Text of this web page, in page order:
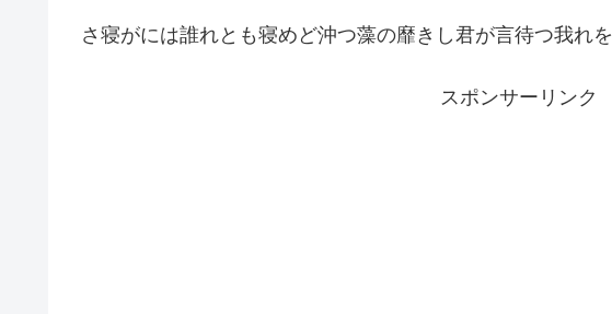
さ寝がには誰れとも寝めど沖つ藻の靡きし君が言待つ我れを
スポンサーリンク